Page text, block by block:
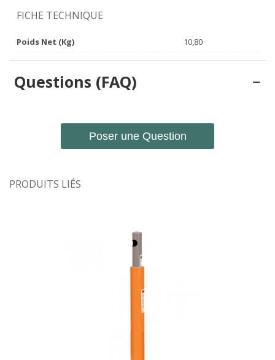
FICHE TECHNIQUE
Poids Net (Kg) 10,80
Questions (FAQ)
Poser une Question
PRODUITS LIÉS